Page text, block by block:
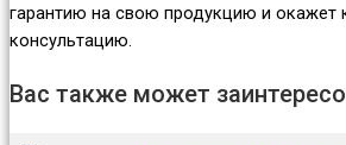
гарантию на свою продукцию и окажет
консультацию.
Вас также может